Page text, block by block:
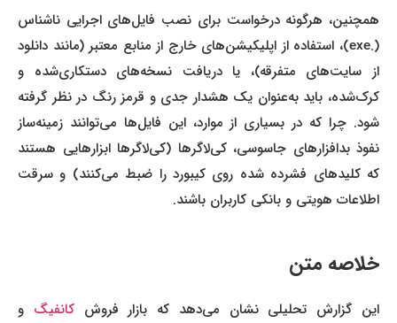
همچنین، هرگونه درخواست برای نصب فایل‌های اجرایی ناشناس
(.exe)، استفاده از اپلیکیشن‌های خارج از منابع معتبر (مانند دانلود
از سایت‌های متفرقه)، یا دریافت نسخه‌های دستکاری‌شده و
کرک‌شده، باید به‌عنوان یک هشدار جدی و قرمز رنگ در نظر گرفته
شود. چرا که در بسیاری از موارد، این فایل‌ها می‌توانند زمینه‌ساز
نفوذ بدافزارهای جاسوسی، کی‌لاگرها (کی‌لاگرها ابزارهایی هستند
که کلیدهای فشرده شده روی کیبورد را ضبط می‌کنند) و سرقت
اطلاعات هویتی و بانکی کاربران باشند.
خلاصه متن
این گزارش تحلیلی نشان می‌دهد که بازار فروشکانفیگو